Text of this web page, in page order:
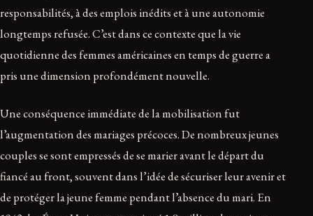
responsabilités, à des emplois inédits et à une autonomie
longtemps refusée. C’est dans ce contexte que la vie
quotidienne des femmes américaines en temps de guerre a
pris une dimension profondément nouvelle.
Une conséquence immédiate de la mobilisation fut
l’augmentation des mariages précoces. De nombreux jeunes
couples se sont empressés de se marier avant le départ du
fiancé au front, souvent dans l’idée de sécuriser leur avenir et
de protéger la jeune femme pendant l’absence du mari. En